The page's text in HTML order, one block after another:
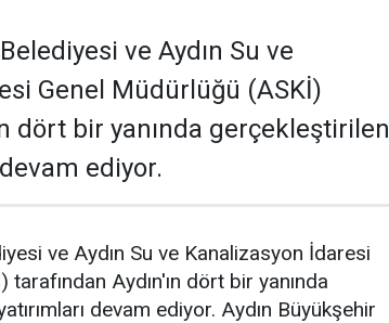
ve Aydın Su ve
Genel Müdürlüğü (ASKİ)
dört bir yanında gerçekleştirilen
devam ediyor.
ve Aydın Su ve Kanalizasyon İdaresi
Aydın'ın dört bir yanında
devam ediyor. Aydın Büyükşehir